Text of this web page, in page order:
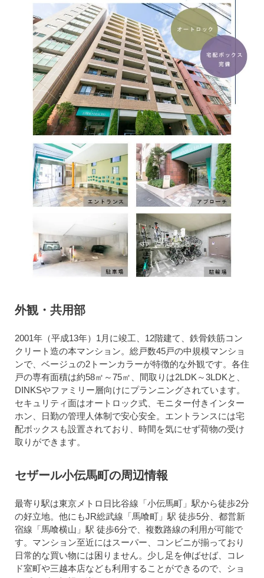
外観・共用部
2001年（平成13年）1月に竣工、12階建て、鉄骨鉄筋コン
クリート造の本マンション。総戸数45戸の中規模マンショ
ンで、ベージュの2トーンカラーが特徴的な外観です。各住
戸の専有面積は約58㎡～75㎡、間取りは2LDK～3LDKと、
DINKSやファミリー層向けにプランニングされています。
セキュリティ面はオートロック式、モニター付きインター
ホン、日勤の管理人体制で安心安全。エントランスには宅
配ボックスも設置されており、時間を気にせず荷物の受け
取りができます。
セザール小伝馬町の周辺情報
最寄り駅は東京メトロ日比谷線「小伝馬町」駅から徒歩2分
の好立地。他にもJR総武線「馬喰町」駅 徒歩5分、都営新
宿線「馬喰横山」駅 徒歩6分で、複数路線の利用が可能で
す。マンション至近にはスーパー、コンビニが揃っており
日常的な買い物には困りません。少し足を伸ばせば、コレ
ド室町や三越本店なども利用することができるので、ショ